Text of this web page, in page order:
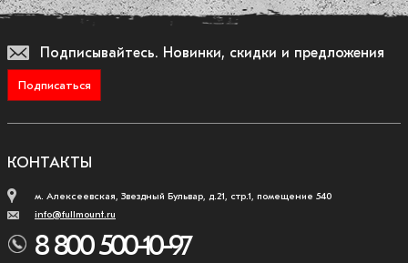
Подписывайтесь. Новинки, скидки и предложения
Подписаться
КОНТАКТЫ
м. Алексеевская, Звездный Бульвар, д.21, стр.1, помещение 540
info@fullmount.ru
8 800 500-10-97